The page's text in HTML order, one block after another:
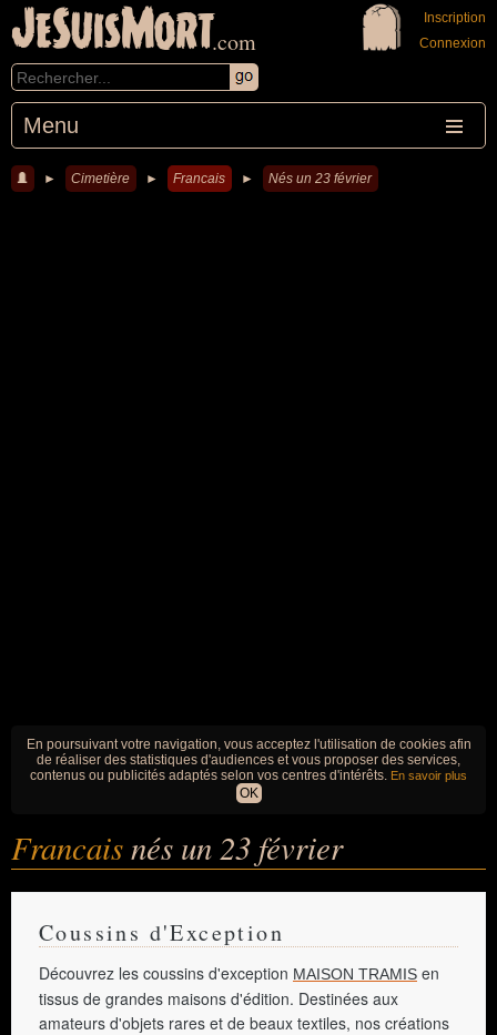
JeSuisMort.com
Menu
Inscription
Connexion
► Cimetière ► Francais ► Nés un 23 février
En poursuivant votre navigation, vous acceptez l'utilisation de cookies afin
de réaliser des statistiques d'audiences et vous proposer des services,
contenus ou publicités adaptés selon vos centres d'intérêts. En savoir plus
OK
Francaisnés un 23 février
Coussins d'Exception
Découvrez les coussins d'exception MAISON TRAMIS en
tissus de grandes maisons d'édition. Destinées aux
amateurs d'objets rares et de beaux textiles, nos créations